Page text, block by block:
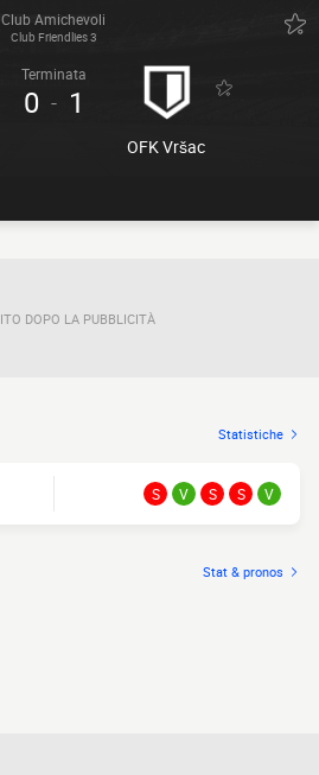
Club Amichevoli
Club Friendlies 3
Terminata
0 - 1
OFK Vršac
DOPO LA PUBBLICITÀ
Statistiche
S V S S V
Stat & pronos